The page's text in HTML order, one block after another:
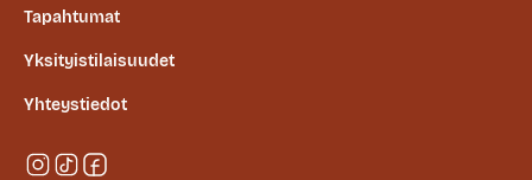
Tapahtumat
Yksityistilaisuudet
Yhteystiedot